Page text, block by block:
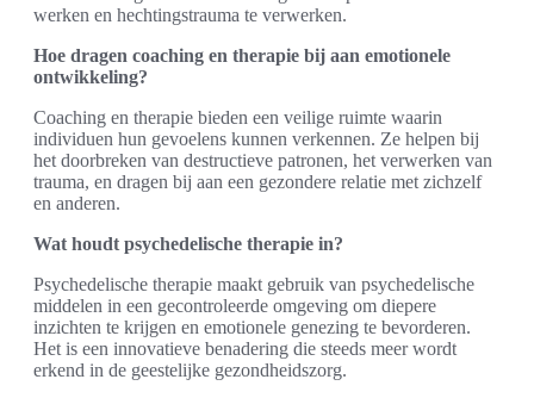
werken en hechtingstrauma te verwerken.
Hoe dragen coaching en therapie bij aan emotionele
ontwikkeling?
Coaching en therapie bieden een veilige ruimte waarin
individuen hun gevoelens kunnen verkennen. Ze helpen bij
het doorbreken van destructieve patronen, het verwerken van
trauma, en dragen bij aan een gezondere relatie met zichzelf
en anderen.
Wat houdt psychedelische therapie in?
Psychedelische therapie maakt gebruik van psychedelische
middelen in een gecontroleerde omgeving om diepere
inzichten te krijgen en emotionele genezing te bevorderen.
Het is een innovatieve benadering die steeds meer wordt
erkend in de geestelijke gezondheidszorg.